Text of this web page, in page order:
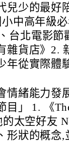
兒少的最好
中高年級
台北電影
雜貨店》2.
年從實際體
情緒能力發
目」 1. 《
太空好友
形狀的概念